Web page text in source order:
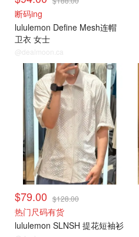
断码ing
lululemon Define Mesh连帽
卫衣 女士
@dealmoon.ca
$79.00 $128.00
热门尺码有货
lululemon SLNSH 提花短袖衫